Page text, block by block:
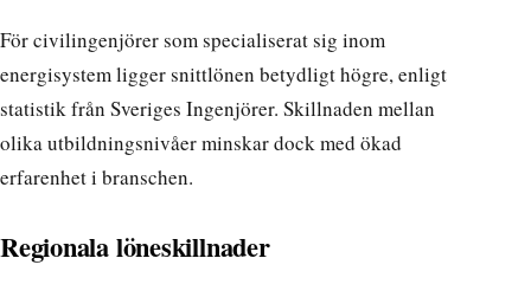
För civilingenjörer som specialiserat sig inom
energisystem ligger snittlönen betydligt högre, enligt
statistik från Sveriges Ingenjörer. Skillnaden mellan
olika utbildningsnivåer minskar dock med ökad
erfarenhet i branschen.
Regionala löneskillnader